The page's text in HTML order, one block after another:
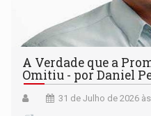
A Verdade que a
Omitiu - por Daniel
31 de Julho de 2026